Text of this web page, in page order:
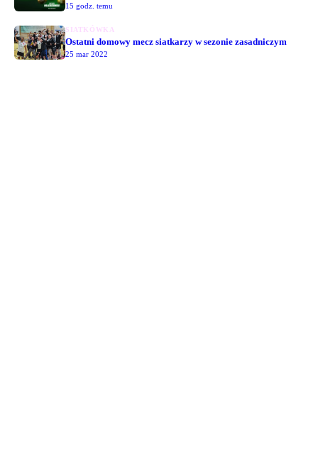
15 godz. temu
SIATKÓWKA
Ostatni domowy mecz siatkarzy w sezonie zasadniczym
25 mar 2022